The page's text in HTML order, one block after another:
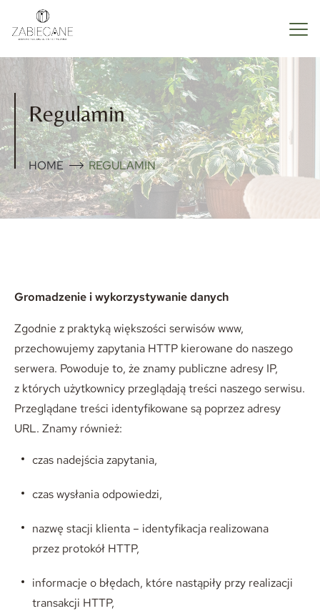
Regulamin
HOME REGULAMIN
Gromadzenie i wykorzystywanie danych
Zgodnie z praktyką większości serwisów www,
przechowujemy zapytania HTTP kierowane do naszego
serwera. Powoduje to, że znamy publiczne adresy IP,
z których użytkownicy przeglądają treści naszego serwisu.
Przeglądane treści identyfikowane są poprzez adresy
URL. Znamy również:
czas nadejścia zapytania,
czas wysłania odpowiedzi,
nazwę stacji klienta – identyfikacja realizowana
przez protokół HTTP,
informacje o błędach, które nastąpiły przy realizacji
transakcji HTTP,